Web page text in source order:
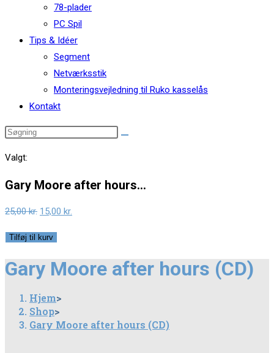
78-plader
PC Spil
Tips & Idéer
Segment
Netværksstik
Monteringsvejledning til Ruko kasselås
Kontakt
Valgt:
Gary Moore after hours…
25,00kr. Original
was:
25,00 kr..
15,00 kr.
Gary
after
(CD)
antal
Tilføj til kurv
Gary Moore after hours (CD)
Hjem>
Shop>
Gary Moore after hours (CD)